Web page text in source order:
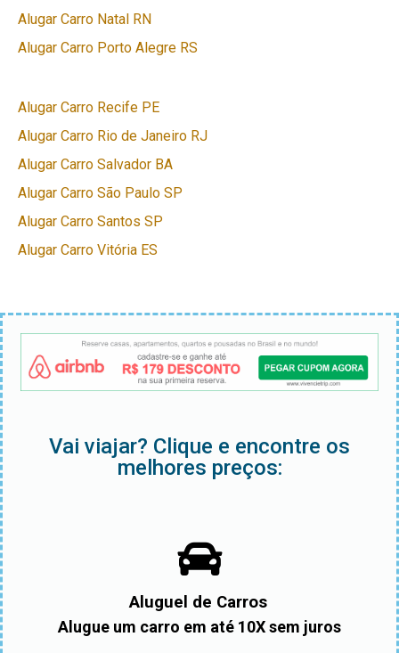
Alugar Carro Natal RN
Alugar Carro Porto Alegre RS
Alugar Carro Recife PE
Alugar Carro Rio de Janeiro RJ
Alugar Carro Salvador BA
Alugar Carro São Paulo SP
Alugar Carro Santos SP
Alugar Carro Vitória ES
Vai viajar? Clique e encontre os
melhores preços:
Aluguel de Carros
Alugue um carro em até 10X sem juros